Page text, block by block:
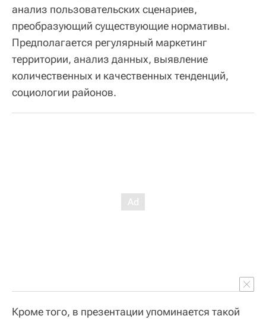
анализ пользовательских сценариев,
преобразующий существующие нормативы.
Предполагается регулярный маркетинг
территории, анализ данных, выявление
количественных и качественных тенденций,
социологии районов.
Кроме того, в презентации упоминается такой